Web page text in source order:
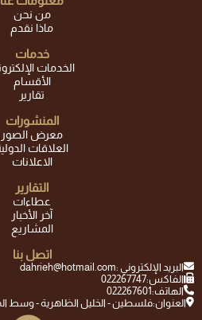
من نحن
ماذا نقدم
خدمات
الخدمات
الأقسام
تقارير
المنشورات
معرض الصور
العلاقات
الاعلانات
التقارير
عطاءات
آخر الأخبار
المشاريع
اتصل بنا
البريد الإلكتروني :dahrieh@hotmail.com
الفاكس:022267747
الهاتف:022267601
العنوان:فلسطين - الخليل الظاهرية - وسط